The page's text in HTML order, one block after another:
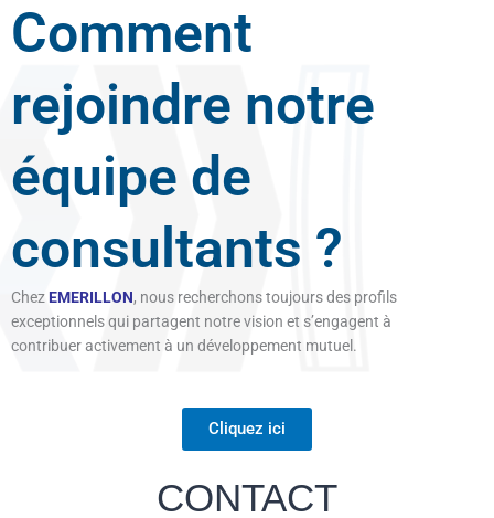
Comment
rejoindre notre
équipe de
consultants ?
Chez EMERILLON, nous recherchons toujours des profils
exceptionnels qui partagent notre vision et s’engagent à
contribuer activement à un développement mutuel.
Cliquez ici
CONTACT